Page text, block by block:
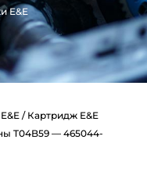
E&E
/ Картридж E&E
T04B59 — 465044-